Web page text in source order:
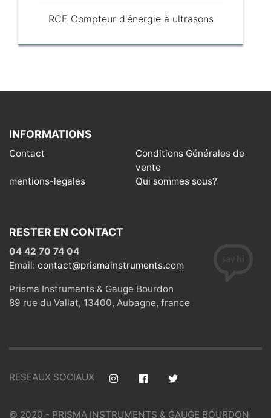
RCE Compteur d'énergie à ultrasons
INFORMATIONS
Contact
Conditions Générales de
vente
mentions-legales
Qui sommes sous?
RESTER EN CONTACT
04 42 70 74 04
Email: contact@prismainstruments.com
Prisma Instruments & Gauge Bourdon
89 rue du Vallat, 13400, Aubagne, france
RESEAUX SOCIAUX
© 2020 - PRISMA INSTRUMENTS & GAUGE BOURDON